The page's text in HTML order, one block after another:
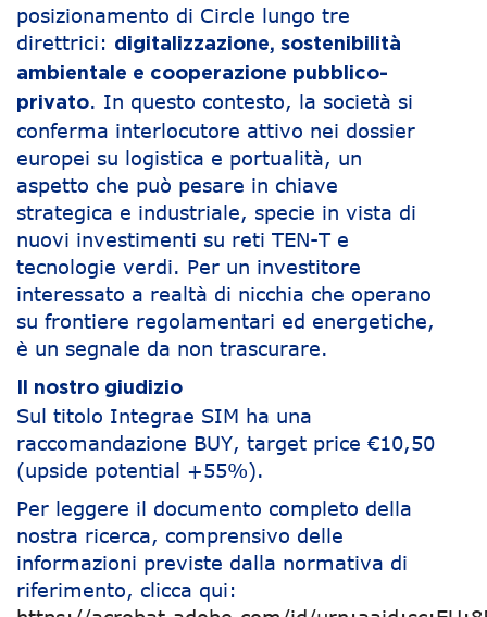
posizionamento di Circle lungo tre
direttrici: digitalizzazione, sostenibilità
ambientale e cooperazione pubblico-
privato. In questo contesto, la società si
conferma interlocutore attivo nei dossier
europei su logistica e portualità, un
aspetto che può pesare in chiave
strategica e industriale, specie in vista di
nuovi investimenti su reti TEN-T e
tecnologie verdi. Per un investitore
interessato a realtà di nicchia che operano
su frontiere regolamentari ed energetiche,
è un segnale da non trascurare.
Il nostro giudizio
Sul titolo Integrae SIM ha una
raccomandazione BUY, target price €10,50
(upside potential +55%).
Per leggere il documento completo della
nostra ricerca, comprensivo delle
informazioni previste dalla normativa di
riferimento, clicca qui: